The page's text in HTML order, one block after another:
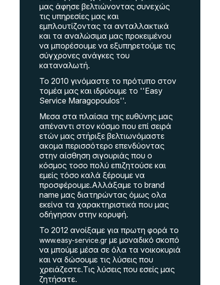
μας άφησε βελτιώνοντας συνεχώς
τις υπηρεσίες μας και
εμπλουτίζοντας τα ανταλλακτικά
και τα αναλώσιμα μας προκειμένου
να μπορέσουμε να εξυπηρετούμε τις
σύγχρονες ανάγκες του
καταναλωτή.
Το 2010 γινόμαστε το πρότυπο στον
τομέα μας και ιδρύουμε το ''Easy
Service Maragopoulos''.
Μεσα στα πλαίσια της ευθύνης μας
απέναντι στον κόσμο που επί σειρά
ετών μας στήριξε βελτιωνόμαστε
ακομα περισσότερο επενδύοντας
στην αίσθηση σιγουριάς που ο
κόσμος τοσο πολύ επιζητούσε και
εμείς τόσο καλά ξέρουμε να
προσφέρουμε.Αλλάξαμε το brand
name μας διατηρώντας όμως ολα
εκείνα τα χαρακτηριστικά που μας
οδήγησαν στην κορυφή.
Το 2012 ανοίξαμε για πρωτη φορά το
www.easy-service.gr με μοναδικό σκοπό
να μπούμε μέσα σε όλα τα νοικοκυριά
και να δώσουμε τις λύσεις που
χρειάζεστε.Τις λύσεις που εσείς μας
ζητήσατε.